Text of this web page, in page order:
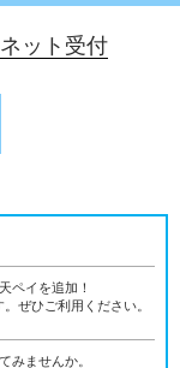
ット受付
ペイを追加！
ぜひご利用ください。
みませんか。